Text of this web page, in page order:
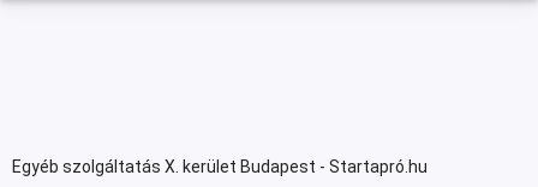
Egyéb szolgáltatás X. kerület Budapest - Startapró.hu